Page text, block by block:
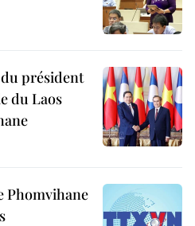
président
du Laos
Phomvihane